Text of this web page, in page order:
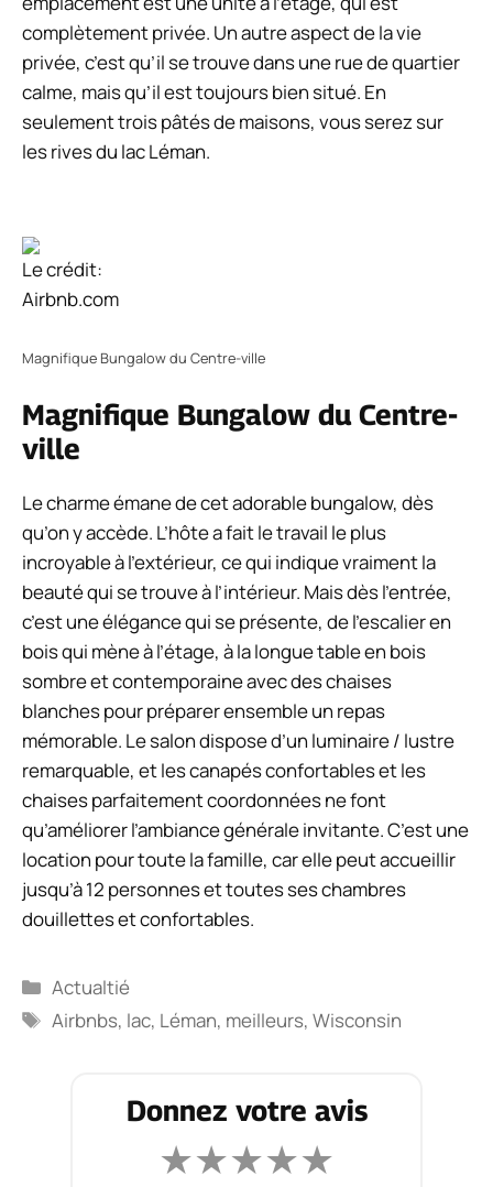
complètement privée. Un autre aspect de la vie
privée, c’est qu’il se trouve dans une rue de quartier
calme, mais qu’il est toujours bien situé. En
seulement trois pâtés de maisons, vous serez sur
les rives du lac Léman.
Le crédit:
Airbnb.com
Magnifique Bungalow du Centre-ville
Magnifique Bungalow du Centre-
ville
Le charme émane de cet adorable bungalow, dès
qu’on y accède. L’hôte a fait le travail le plus
incroyable à l’extérieur, ce qui indique vraiment la
beauté qui se trouve à l’intérieur. Mais dès l’entrée,
c’est une élégance qui se présente, de l’escalier en
bois qui mène à l’étage, à la longue table en bois
sombre et contemporaine avec des chaises
blanches pour préparer ensemble un repas
mémorable. Le salon dispose d’un luminaire / lustre
remarquable, et les canapés confortables et les
chaises parfaitement coordonnées ne font
qu’améliorer l’ambiance générale invitante. C’est une
location pour toute la famille, car elle peut accueillir
jusqu’à 12 personnes et toutes ses chambres
douillettes et confortables.
Catégories
Actualtié
Étiquettes
Airbnbs, lac, Léman, meilleurs,Wisconsin
Donnez votre avis
★★★★★